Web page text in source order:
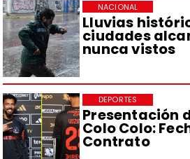
Lluvias
ciudades
nunca vistos
NACIONAL
Presentación
Colo Colo:
Contrato
DEPORTES